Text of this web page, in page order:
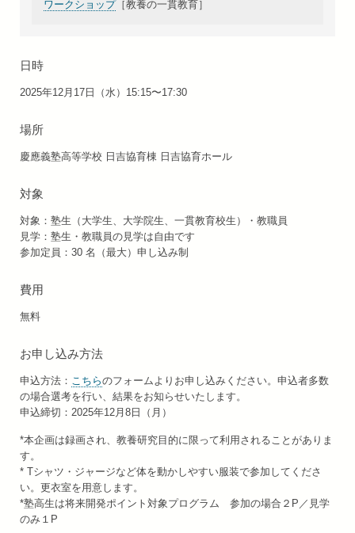
ワークショップ［教養の一貫教育］
日時
2025年12月17日（水）15:15〜17:30
場所
慶應義塾高等学校 日吉協育棟 日吉協育ホール
対象
対象：塾生（大学生、大学院生、一貫教育校生）・教職員
見学：塾生・教職員の見学は自由です
参加定員：30 名（最大）申し込み制
費用
無料
お申し込み方法
申込方法： こちらのフォームよりお申し込みください。申込者多数
の場合選考を行い、結果をお知らせいたします。
申込締切：2025年12月8日（月）
*本企画は録画され、教養研究目的に限って利用されることがありま
す。
* Tシャツ・ジャージなど体を動かしやすい服装で参加してくださ
い。更衣室を用意します。
*塾高生は将来開発ポイント対象プログラム 参加の場合２P／見学
のみ１P